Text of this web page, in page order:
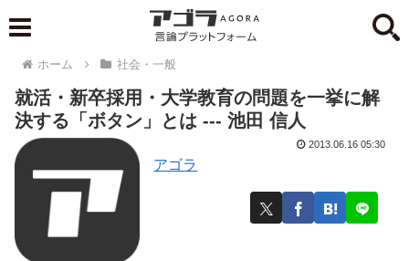
ホーム 社会・一般
就活・新卒採用・大学教育の問題を一挙に解
決する「ボタン」とは --- 池田 信人
アゴラ
2013.06.16 05:30